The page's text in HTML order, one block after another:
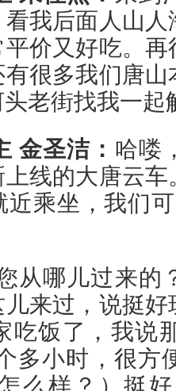
我后面人山
价又好吃。
很多我们唐
老街找我一起
金圣洁： 哈喽
线的大唐云
乘坐，我们
从哪儿过来的
来过，说挺
吃饭了，我说
多小时，很
么样？）挺